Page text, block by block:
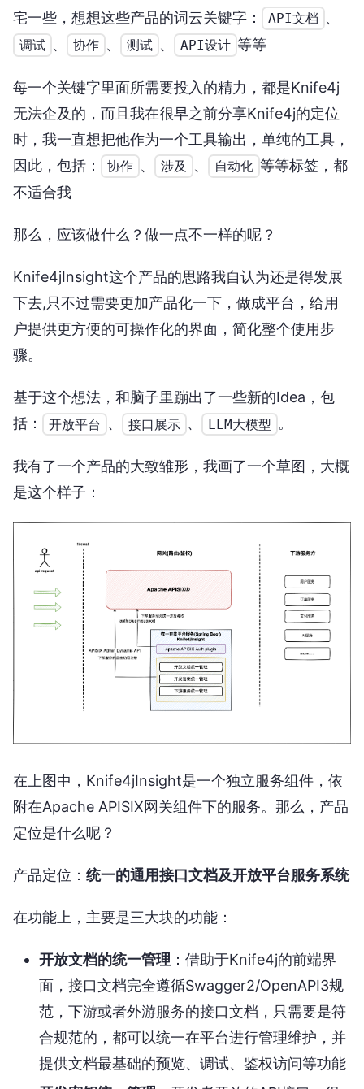
宅一些，想想这些产品的词云关键字：
API文档 、
调试 、 协作 、 测试 、 API设计 等等
每一个关键字里面所需要投入的精力，都是Knife4j
无法企及的，而且我在很早之前分享Knife4j的定位
时，我一直想把他作为一个工具输出，单纯的工具，
因此，包括：
协作 、 涉及 、 自动化 等等标签，都
不适合我
那么，应该做什么？做一点不一样的呢？
Knife4jInsight这个产品的思路我自认为还是得发展
下去,只不过需要更加产品化一下，做成平台，给用
户提供更方便的可操作化的界面，简化整个使用步
骤。
基于这个想法，和脑子里蹦出了一些新的Idea，包
括：
开放平台 、 接口展示 、 LLM大模型 。
我有了一个产品的大致雏形，我画了一个草图，大概
是这个样子：
在上图中，Knife4jInsight是一个独立服务组件，依
附在Apache APISIX网关组件下的服务。那么，产品
定位是什么呢？
产品定位： 统一的通用接口文档及开放平台服务系统
在功能上，主要是三大块的功能：
开放文档的统一管理 ：借助于Knife4j的前端界
面，接口文档完全遵循Swagger2/OpenAPI3规
范，下游或者外游服务的接口文档，只需要是符
合规范的，都可以统一在平台进行管理维护，并
提供文档最基础的预览、调试、鉴权访问等功能